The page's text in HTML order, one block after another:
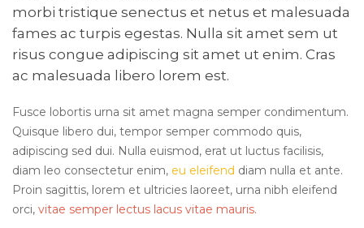
morbi tristique senectus et netus et malesuada
fames ac turpis egestas. Nulla sit amet sem ut
risus congue adipiscing sit amet ut enim. Cras
ac malesuada libero lorem est.
Fusce lobortis urna sit amet magna semper condimentum.
Quisque libero dui, tempor semper commodo quis,
adipiscing sed dui. Nulla euismod, erat ut luctus facilisis,
diam leo consectetur enim, eu eleifend diam nulla et ante.
Proin sagittis, lorem et ultricies laoreet, urna nibh eleifend
orci, vitae semper lectus lacus vitae mauris.